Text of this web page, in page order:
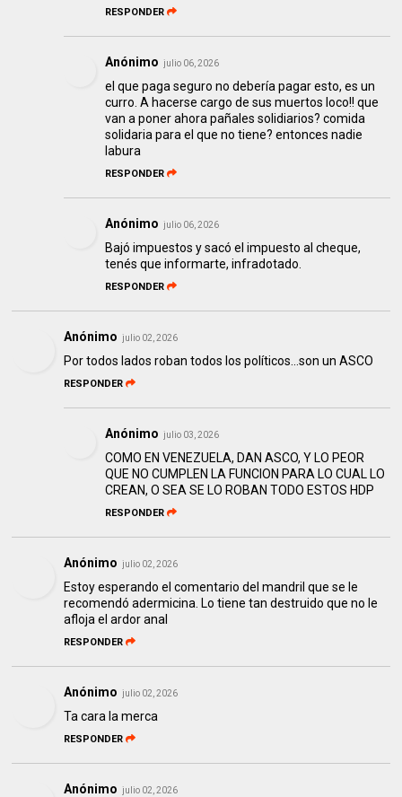
RESPONDER
Anónimo julio 06, 2026
el que paga seguro no debería pagar esto, es un
curro. A hacerse cargo de sus muertos loco!! que
van a poner ahora pañales solidiarios? comida
solidaria para el que no tiene? entonces nadie
labura
RESPONDER
Anónimo julio 06, 2026
Bajó impuestos y sacó el impuesto al cheque,
tenés que informarte, infradotado.
RESPONDER
Anónimo julio 02, 2026
Por todos lados roban todos los políticos...son un ASCO
RESPONDER
Anónimo julio 03, 2026
COMO EN VENEZUELA, DAN ASCO, Y LO PEOR
QUE NO CUMPLEN LA FUNCION PARA LO CUAL LO
CREAN, O SEA SE LO ROBAN TODO ESTOS HDP
RESPONDER
Anónimo julio 02, 2026
Estoy esperando el comentario del mandril que se le
recomendó adermicina. Lo tiene tan destruido que no le
afloja el ardor anal
RESPONDER
Anónimo julio 02, 2026
Ta cara la merca
RESPONDER
Anónimo julio 02, 2026